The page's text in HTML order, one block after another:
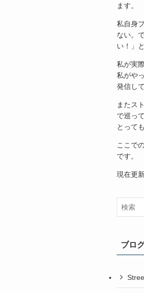
ます。
私自身
ない。
い！」
私が実
私がや
発信し
またス
で巡っ
とって
ここで
です。
現在更
ブロ